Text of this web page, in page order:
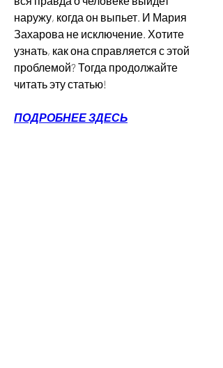
наружу, когда он выпьет. И Мария
Захарова не исключение. Хотите
узнать, как она справляется с этой
проблемой? Тогда продолжайте
читать эту статью!
ПОДРОБНЕЕ ЗДЕСЬ